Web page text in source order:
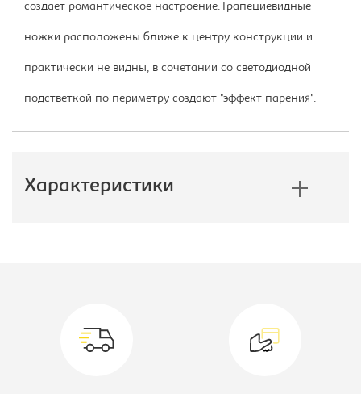
создает романтическое настроение.Трапециевидные
ножки расположены ближе к центру конструкции и
практически не видны, в сочетании со светодиодной
подстветкой по периметру создают "эффект парения".
Характеристики
Ширина, мм: 2234